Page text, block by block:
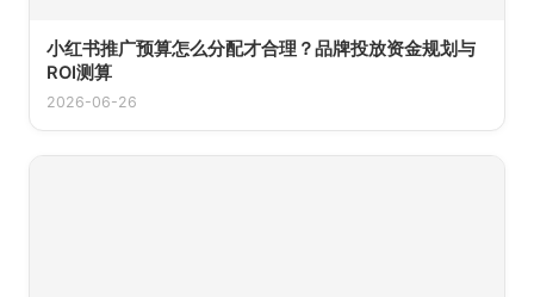
小红书推广预算怎么分配才合理？品牌投放资金规划与
ROI测算
2026-06-26